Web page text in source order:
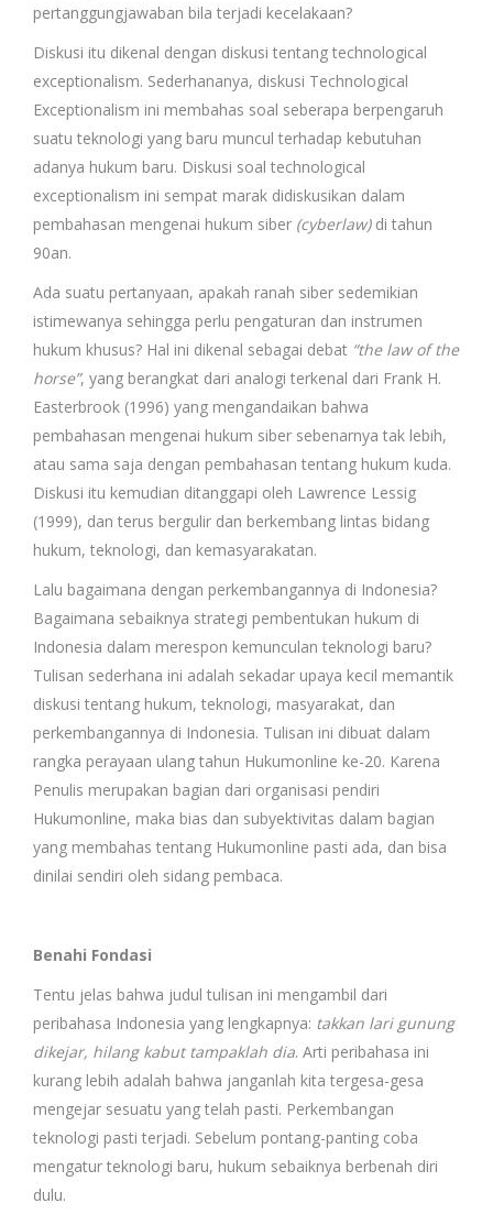
pertanggungjawaban bila terjadi kecelakaan?
Diskusi itu dikenal dengan diskusi tentang technological
exceptionalism. Sederhananya, diskusi Technological
Exceptionalism ini membahas soal seberapa berpengaruh
suatu teknologi yang baru muncul terhadap kebutuhan
adanya hukum baru. Diskusi soal technological
exceptionalism ini sempat marak didiskusikan dalam
pembahasan mengenai hukum siber (cyberlaw)di tahun
90an.
Ada suatu pertanyaan, apakah ranah siber sedemikian
istimewanya sehingga perlu pengaturan dan instrumen
hukum khusus? Hal ini dikenal sebagai debat “the law of the
horse”, yang berangkat dari analogi terkenal dari Frank H.
Easterbrook (1996) yang mengandaikan bahwa
pembahasan mengenai hukum siber sebenarnya tak lebih,
atau sama saja dengan pembahasan tentang hukum kuda.
Diskusi itu kemudian ditanggapi oleh Lawrence Lessig
(1999), dan terus bergulir dan berkembang lintas bidang
hukum, teknologi, dan kemasyarakatan.
Lalu bagaimana dengan perkembangannya di Indonesia?
Bagaimana sebaiknya strategi pembentukan hukum di
Indonesia dalam merespon kemunculan teknologi baru?
Tulisan sederhana ini adalah sekadar upaya kecil memantik
diskusi tentang hukum, teknologi, masyarakat, dan
perkembangannya di Indonesia. Tulisan ini dibuat dalam
rangka perayaan ulang tahun Hukumonline ke-20. Karena
Penulis merupakan bagian dari organisasi pendiri
Hukumonline, maka bias dan subyektivitas dalam bagian
yang membahas tentang Hukumonline pasti ada, dan bisa
dinilai sendiri oleh sidang pembaca.
Benahi Fondasi
Tentu jelas bahwa judul tulisan ini mengambil dari
peribahasa Indonesia yang lengkapnya: takkan lari gunung
dikejar, hilang kabut tampaklah dia. Arti peribahasa ini
kurang lebih adalah bahwa janganlah kita tergesa-gesa
mengejar sesuatu yang telah pasti. Perkembangan
teknologi pasti terjadi. Sebelum pontang-panting coba
mengatur teknologi baru, hukum sebaiknya berbenah diri
dulu.